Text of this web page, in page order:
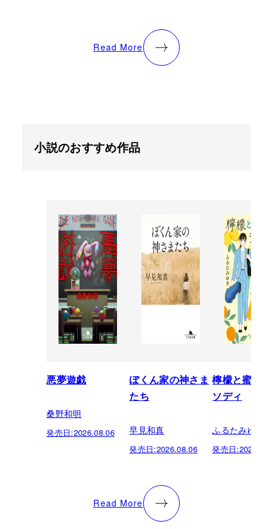
Read More
小説のおすすめ作品
悪夢遊戯
桑野和明
発売日:2026.08.06
ぼくん家の神さま
たち
早見和真
発売日:2026.08.06
檸檬と蜜柑
ソディ
ふるたみゆき
発売日:
Read More